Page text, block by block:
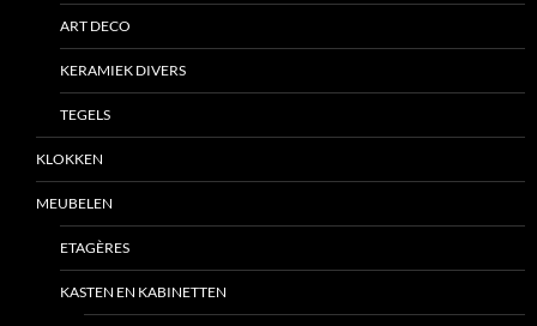
ART DECO
KERAMIEK DIVERS
TEGELS
KLOKKEN
MEUBELEN
ETAGÈRES
KASTEN EN KABINETTEN